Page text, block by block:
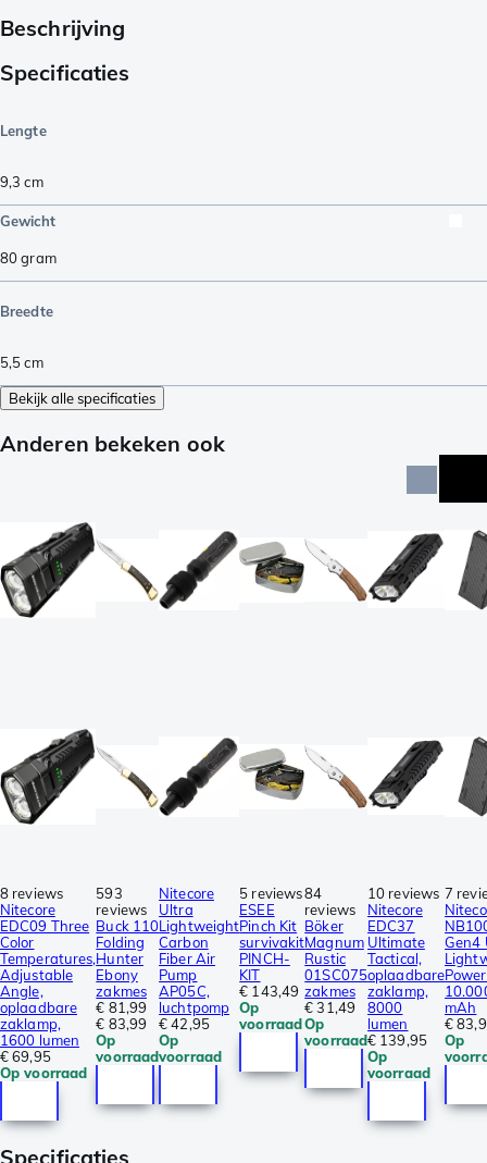
Beschrijving
Specificaties
Lengte
9,3 cm
Gewicht
80gram
Breedte
5,5cm
Bekijk alle specificaties
Anderen bekeken ook
8 reviews
Nitecore
EDC09 Three
Color
Temperatures,
Adjustable
Angle,
oplaadbare
zaklamp,
1600 lumen
€ 69,95
Op voorraad
593
reviews
Buck 110
Folding
Hunter
Ebony
zakmes
€ 81,99
€ 83,99
Op
voorraad
Nitecore
Ultra
Lightweight
Carbon
Fiber Air
Pump
AP05C,
luchtpomp
€ 42,95
Op
voorraad
5 reviews
ESEE
Pinch Kit
survivakit
PINCH-
KIT
€ 143,49
Op
voorraad
84
reviews
Böker
Magnum
Rustic
01SC075
zakmes
€ 31,49
Op
voorraad
10 reviews
Nitecore
EDC37
Ultimate
Tactical,
oplaadbare
zaklamp,
8000
lumen
€ 139,95
Op
voorraad
7
Gen4
mAh
€
Op
Specificaties